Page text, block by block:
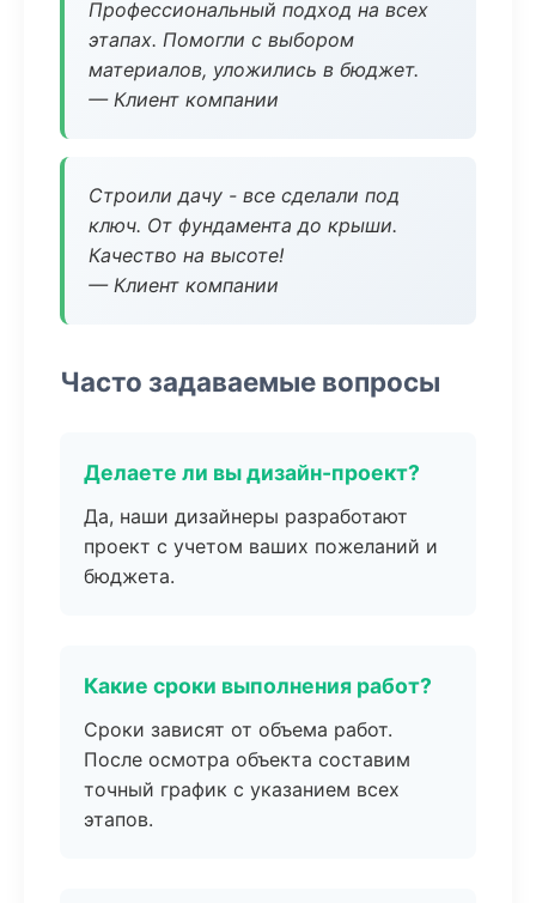
Профессиональный подход на всех
этапах. Помогли с выбором
материалов, уложились в бюджет.
— Клиент компании
Строили дачу - все сделали под
ключ. От фундамента до крыши.
Качество на высоте!
— Клиент компании
Часто задаваемые вопросы
Делаете ли вы дизайн-проект?
Да, наши дизайнеры разработают
проект с учетом ваших пожеланий и
бюджета.
Какие сроки выполнения работ?
Сроки зависят от объема работ.
После осмотра объекта составим
точный график с указанием всех
этапов.